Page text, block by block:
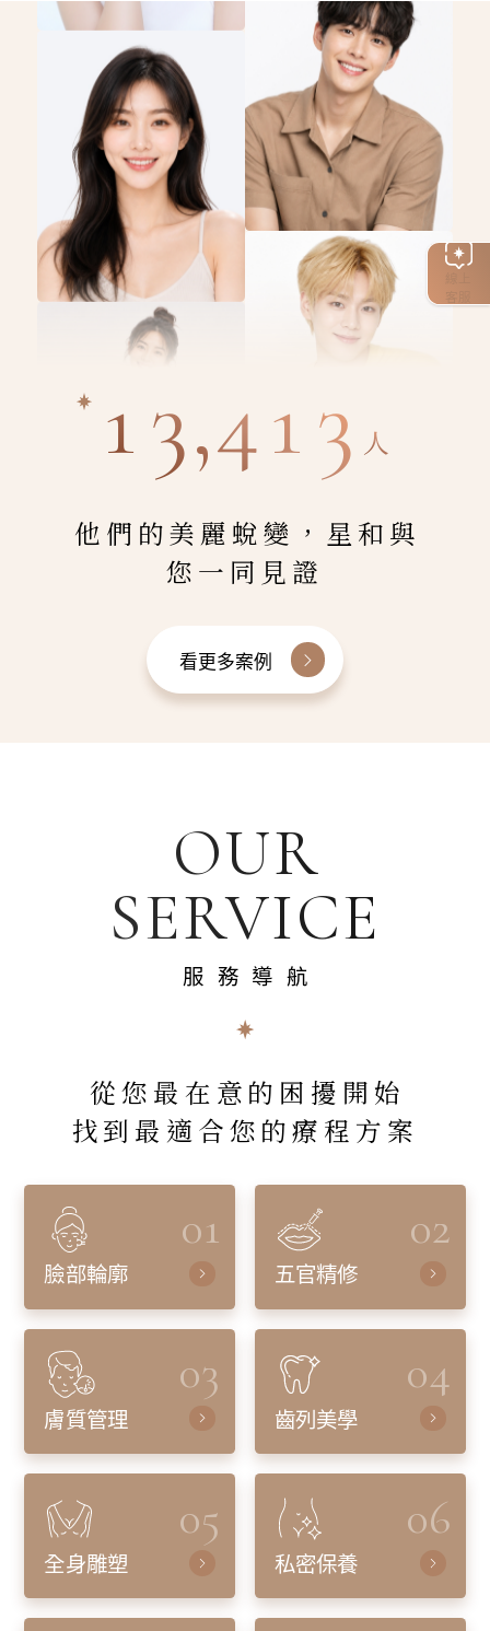
客服
13,413 人
他們的美麗蛻變，星和與
您一同見證
看更多案例
OUR
SERVICE
服務導航
從您最在意的困擾開始
找到最適合您的療程方案
01
臉部輪廓
02
五官精修
03
膚質管理
04
齒列美學
05
全身雕塑
06
私密保養